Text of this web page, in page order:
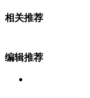
相关推荐
编辑推荐